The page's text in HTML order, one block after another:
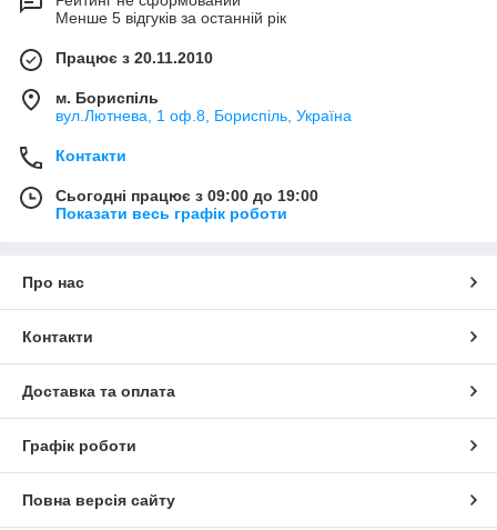
Менше 5 відгуків за останній рік
Працює з 20.11.2010
м. Бориспіль
вул.Лютнева, 1 оф.8, Бориспіль, Україна
Контакти
Сьогодні працює з 09:00 до 19:00
Показати весь графік роботи
Про нас
Контакти
Доставка та оплата
Графік роботи
Повна версія сайту